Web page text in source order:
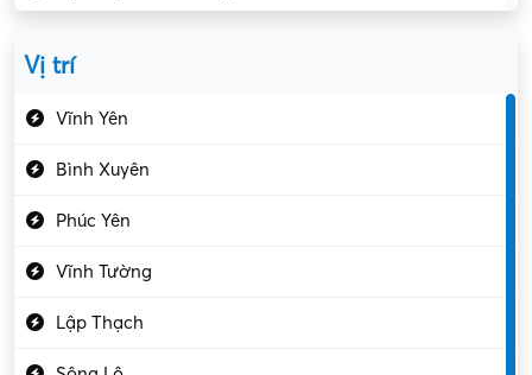
Vị trí
Vĩnh Yên
Bình Xuyên
Phúc Yên
Vĩnh Tường
Lập Thạch